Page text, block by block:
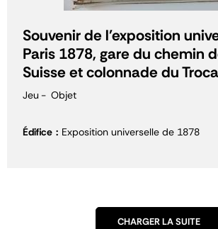
Souvenir de l'exposition
Paris 1878, gare du chemin
Suisse et colonnade du
Jeu Objet
Édifice Exposition universelle de 1878
CHARGER LA SUITE